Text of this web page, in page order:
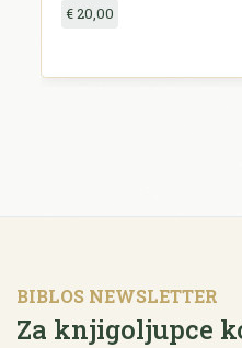
€ 20,00
BIBLOS NEWSLETTER
Za knjigoljupce